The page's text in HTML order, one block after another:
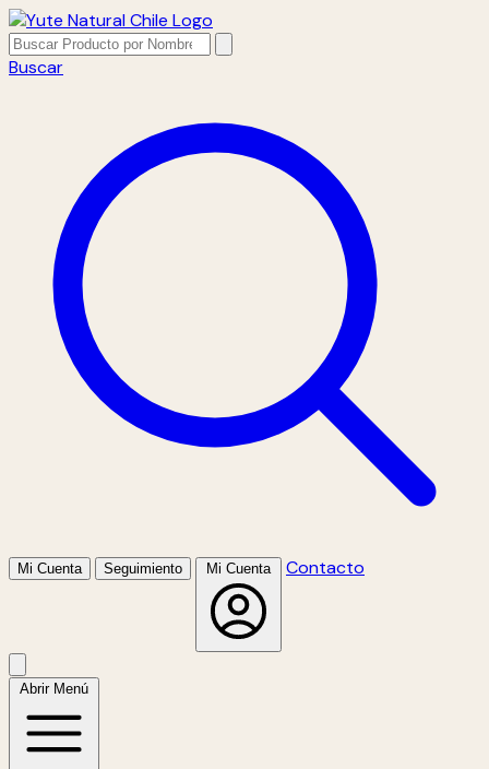
Buscar
Mi Cuenta Seguimiento Mi Cuenta Contacto
Abrir Menú